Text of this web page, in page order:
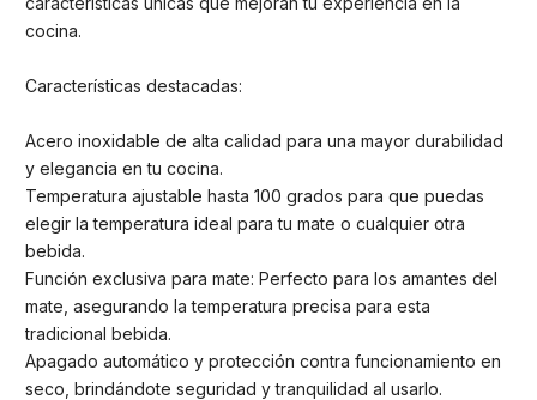
cocina.
Características destacadas:
Acero inoxidable de alta calidad para una mayor durabilidad
y elegancia en tu cocina.
Temperatura ajustable hasta 100 grados para que puedas
elegir la temperatura ideal para tu mate o cualquier otra
bebida.
Función exclusiva para mate: Perfecto para los amantes del
mate, asegurando la temperatura precisa para esta
tradicional bebida.
Apagado automático y protección contra funcionamiento en
seco, brindándote seguridad y tranquilidad al usarlo.